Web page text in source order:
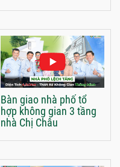
Bàn giao nhà phố tổ
hợp không gian 3 tầng
nhà Chị Châu